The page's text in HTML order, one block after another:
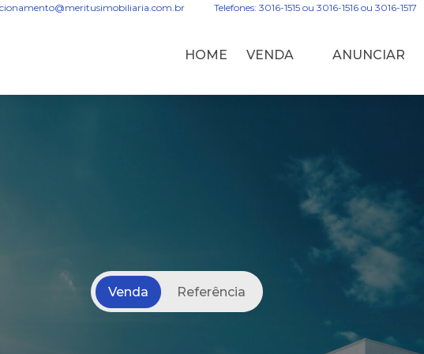
Telefones: 3016-1515 ou 3016-1516 ou 3016-1517
HOME VENDA ANUNCIAR
Venda Referência